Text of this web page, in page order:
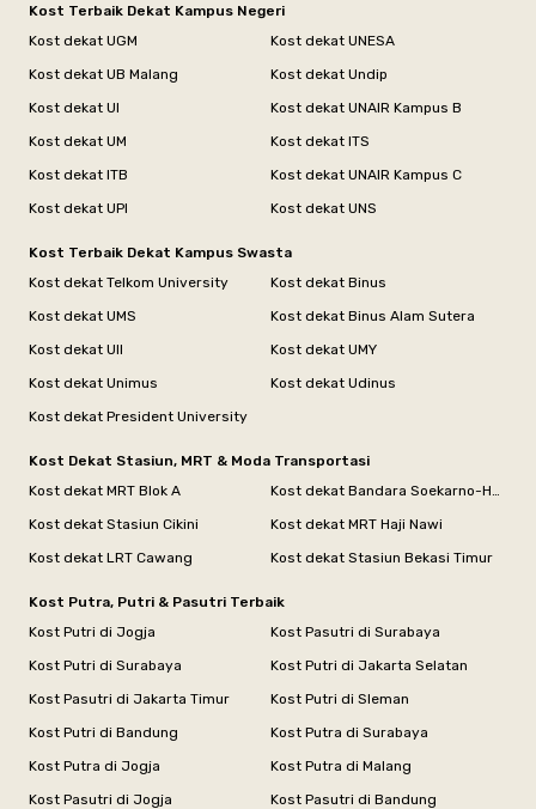
Kost Terbaik Dekat Kampus Negeri
Kost dekat UGM
Kost dekat UNESA
Kost dekat UB Malang
Kost dekat Undip
Kost dekat UI
Kost dekat UNAIR Kampus B
Kost dekat UM
Kost dekat ITS
Kost dekat ITB
Kost dekat UNAIR Kampus C
Kost dekat UPI
Kost dekat UNS
Kost Terbaik Dekat Kampus Swasta
Kost dekat Telkom University
Kost dekat Binus
Kost dekat UMS
Kost dekat Binus Alam Sutera
Kost dekat UII
Kost dekat UMY
Kost dekat Unimus
Kost dekat Udinus
Kost dekat President University
Kost Dekat Stasiun, MRT & Moda Transportasi
Kost dekat MRT Blok A
Kost dekat Bandara Soekarno-Hatta
Kost dekat Stasiun Cikini
Kost dekat MRT Haji Nawi
Kost dekat LRT Cawang
Kost dekat Stasiun Bekasi Timur
Kost Putra, Putri & Pasutri Terbaik
Kost Putri di Jogja
Kost Pasutri di Surabaya
Kost Putri di Surabaya
Kost Putri di Jakarta Selatan
Kost Pasutri di Jakarta Timur
Kost Putri di Sleman
Kost Putri di Bandung
Kost Putra di Surabaya
Kost Putra di Jogja
Kost Putra di Malang
Kost Pasutri di Jogja
Kost Pasutri di Bandung